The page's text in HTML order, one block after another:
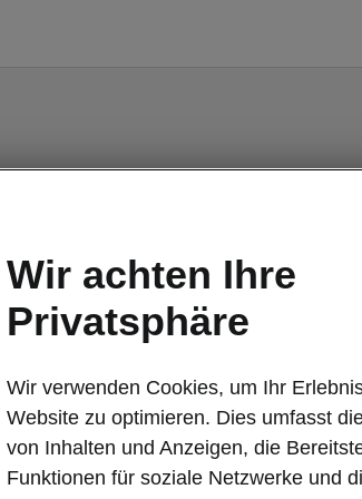
Wir achten Ihre
Privatsphäre
Wir verwenden Cookies, um Ihr
Website zu optimieren. Dies umfasst
von Inhalten und Anzeigen, die
Funktionen für soziale Netzwerke und